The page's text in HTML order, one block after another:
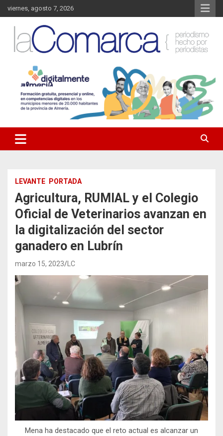
Saltar
al
contenido
viernes, agosto 7, 2026
La Comarca – Noticias del
Almanzora
Almanzora y sus localidades.
LEVANTE PORTADA
Agricultura, RUMIAL y el Colegio
Oficial de Veterinarios avanzan en
la digitalización del sector
ganadero en Lubrín
marzo 15, 2023 LC
Mena ha destacado que el reto actual es alcanzar un